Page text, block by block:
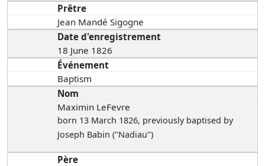
Prêtre
Jean Mandé Sigogne
Date d'enregistrement
18 June 1826
Événement
Baptism
Nom
Maximin LeFevre
born 13 March 1826, previously baptised by
Joseph Babin ("Nadiau")
Père